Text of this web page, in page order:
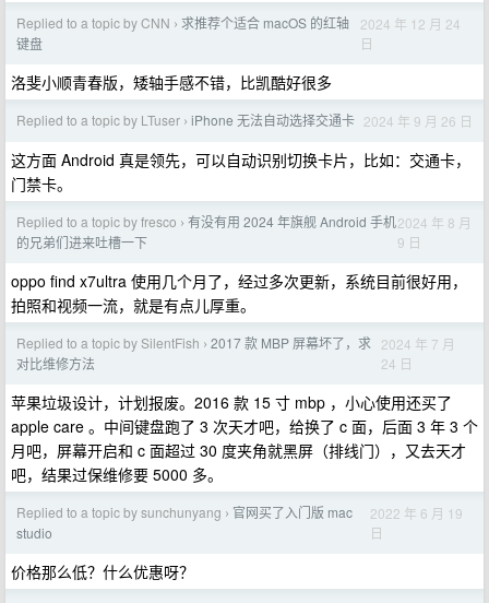
Replied to a topic by CNN › 求推荐个适合 macOS 的红轴
键盘
2024 年 12 月 24
日
洛斐小顺青春版，矮轴手感不错，比凯酷好很多
Replied to a topic by LTuser › iPhone 无法自动选择交通卡 2024 年 9 月 26 日
这方面 Android 真是领先，可以自动识别切换卡片，比如：交通卡，
门禁卡。
Replied to a topic by fresco › 有没有用 2024 年旗舰 Android 手机
的兄弟们进来吐槽一下
2024 年 8 月
9 日
oppo find x7ultra 使用几个月了，经过多次更新，系统目前很好用，
拍照和视频一流，就是有点儿厚重。
Replied to a topic by SilentFish › 2017 款 MBP 屏幕坏了，求
对比维修方法
2024 年 7 月
24 日
苹果垃圾设计，计划报废。2016 款 15 寸 mbp ，小心使用还买了
apple care 。中间键盘跑了 3 次天才吧，给换了 c 面，后面 3 年 3 个
月吧，屏幕开启和 c 面超过 30 度夹角就黑屏（排线门），又去天才
吧，结果过保维修要 5000 多。
Replied to a topic by sunchunyang › 官网买了入门版 mac
studio
2022 年 6 月 19
日
价格那么低？什么优惠呀？